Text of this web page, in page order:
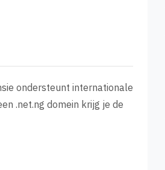
ondersteunt internationale
.net.ng domein krijg je de